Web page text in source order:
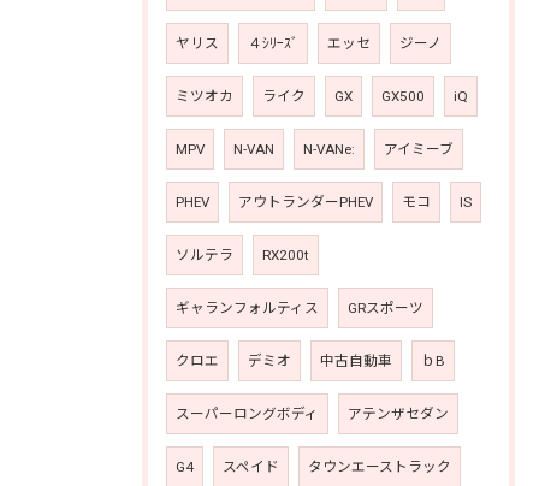
ヤリス ４ｼﾘｰｽﾞ エッセ ジーノ
ミツオカ ライク GX GX500 iQ
MPV N-VAN N-VANe: アイミーブ
PHEV アウトランダーPHEV モコ IS
ソルテラ RX200t
ギャランフォルティス GRスポーツ
クロエ デミオ 中古自動車 ｂB
スーパーロングボディ アテンザセダン
G4 スペイド タウンエーストラック